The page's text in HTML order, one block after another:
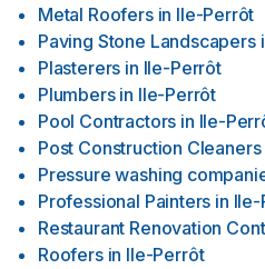
Metal Roofers in Ile-Perrôt
Paving Stone Landscapers
Plasterers in Ile-Perrôt
Plumbers in Ile-Perrôt
Pool Contractors in Ile-
Post Construction Cleaners
Pressure washing
Professional Painters in Ile-
Restaurant Renovation
Roofers in Ile-Perrôt